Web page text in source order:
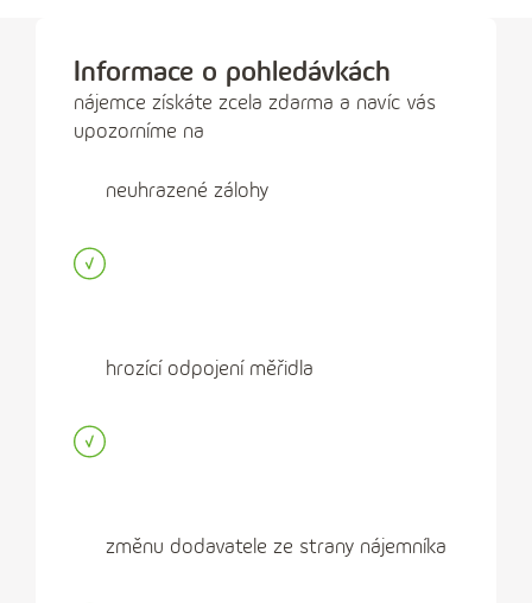
Informace o pohledávkách
nájemce získáte zcela zdarma a navíc vás
upozorníme na
neuhrazené zálohy
hrozící odpojení měřidla
změnu dodavatele ze strany nájemníka